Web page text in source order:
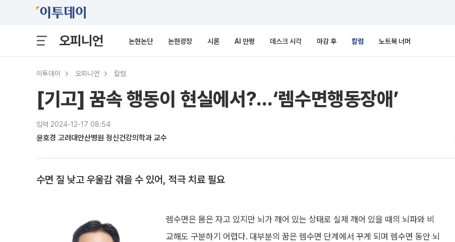
오피니언 논현논단 논현광장 시론 AI 만평 데스크 시각 마감 후 칼럼 노트북 너머
이투데이 오피니언 칼럼
[기고] 꿈속 행동이 현실에서?…‘렘수면행동장애’
입력 2024-12-17 08:54
윤호경 고려대안산병원 정신건강의학과 교수
수면 질 낮고 우울감 겪을 수 있어, 적극 치료 필요
렘수면은 몸은 자고 있지만 뇌가 깨어 있는 상태로 실제 깨어 있을 때의 뇌파와 비
교해도 구분하기 어렵다. 대부분의 꿈은 렘수면 단계에서 꾸게 되며 렘수면 동안 뇌